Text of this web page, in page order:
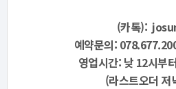
(카톡):
예약문의:
영업시간: 낮 12시부
(라스트오더 저